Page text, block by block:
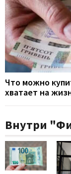
Что можно
хватает на
Внутри